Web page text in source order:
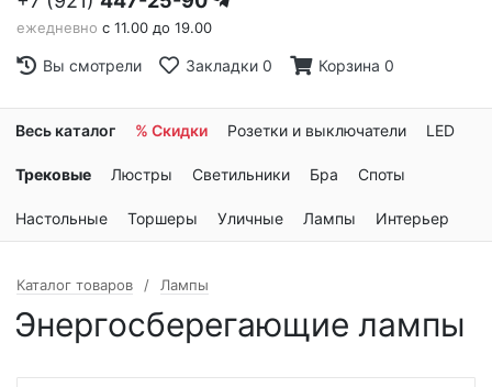
ежедневно с 11.00 до 19.00
Вы смотрели Закладки 0 Корзина 0
Весь каталог % Скидки Розетки и выключатели LED
Трековые Люстры Светильники Бра Споты
Настольные Торшеры Уличные Лампы Интерьер
Каталог товаров Лампы
Энергосберегающие лампы